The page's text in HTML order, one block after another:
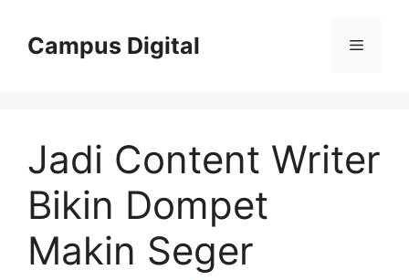
Campus Digital Menu
Jadi Content Writer
Bikin Dompet
Makin Seger